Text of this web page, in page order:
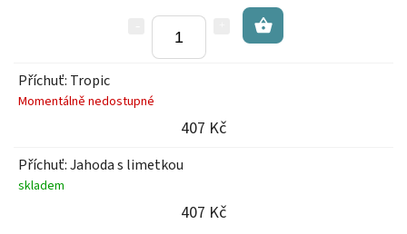
Příchuť: Tropic
Momentálně nedostupné
407 Kč
Příchuť: Jahoda s limetkou
skladem
407 Kč